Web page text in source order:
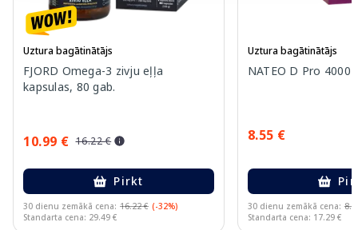
Uztura bagātinātājs
FJORD Omega-3 zivju eļļa
kapsulas, 80 gab.
10.99 € 16.22 €
Pirkt
30 dienu zemākā cena: 16.22 € (-32%)
Standarta cena: 29.49 €
Uztura bagātinātājs
NATEO D Pro 4000
8.55 €
30 dienu zemākā cena:
Standarta cena: 17.29 €